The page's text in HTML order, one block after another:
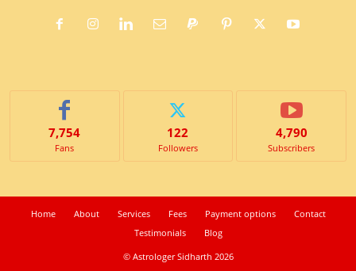
7,754
Fans
122
Followers
4,790
Subscribers
Home About Services Fees Payment options
Contact
Testimonials
Blog
© Astrologer Sidharth 2026